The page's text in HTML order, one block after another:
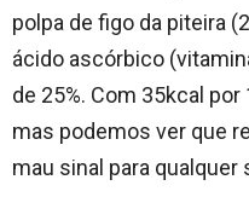
polpa de figo da piteira
ácido ascórbico
de 25%. Com 35kcal
mas podemos ver que
mau sinal para qualquer